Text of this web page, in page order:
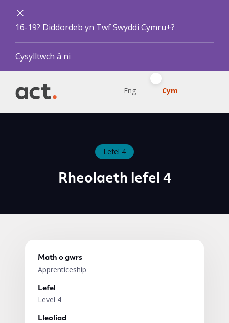
16-19? Diddordeb yn Twf Swyddi Cymru+?
Cysylltwch â ni
Eng Cym
Lefel 4
Rheolaeth lefel 4
Math o gwrs
Apprenticeship
Lefel
Level 4
Lleoliad